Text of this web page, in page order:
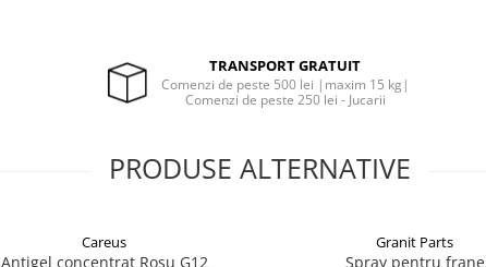
TRANSPORT GRATUIT
Comenzi de peste 500 lei |maxim 15 kg|
Comenzi de peste 250 lei - Jucarii
PRODUSE ALTERNATIVE
Careus
Antigel concentrat Rosu G12
Granit Parts
Spray pentru frane